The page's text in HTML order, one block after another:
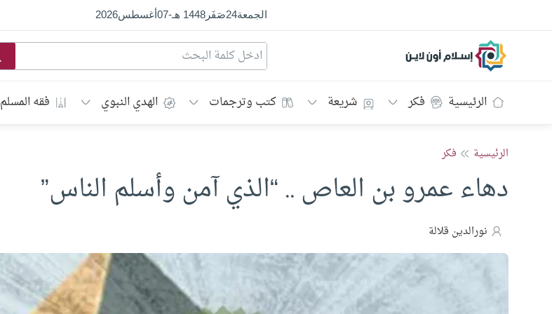
الجمعة24صَفَر1448 هـ -
07أغسطس2026
إسلام أون لاين
الرئيسية فكر شريعة كتب وترجمات الهدي النبوي فقه المسلم
الرئيسية فكر
دهاء عمرو بن العاص .. “الذي آمن وأسلم الناس”
نورالدين قلالة